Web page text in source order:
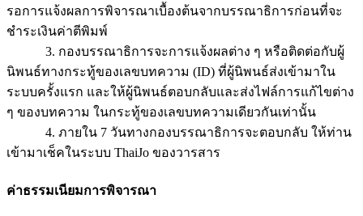
รอการแจ้งผลการพิจารณาเบื้องต้นจากบรรณาธิการก่อนที่จะ
ชำระเงินค่าตีพิมพ์
3. กองบรรณาธิการจะการแจ้งผลต่าง ๆ หรือติดต่อกับผู้
นิพนธ์ทางกระทู้ของเลขบทความ (ID) ที่ผู้นิพนธ์ส่งเข้ามาใน
ระบบครั้งแรก และให้ผู้นิพนธ์ตอบกลับและส่งไฟล์การแก้ไขต่าง
ๆ ของบทความ ในกระทู้ของเลขบทความเดียวกันเท่านั้น
4. ภายใน 7 วันทางกองบรรณาธิการจะตอบกลับ ให้ท่าน
เข้ามาเช็คในระบบ ThaiJo ของวารสาร
ค่าธรรมเนียมการพิจารณา